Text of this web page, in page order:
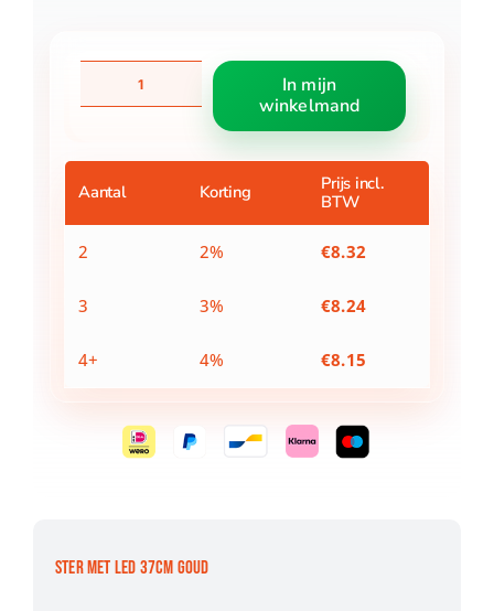
Met
Goud
In mijn
winkelmand
Aantal Korting
Prijs incl.
BTW
2 2% €8.32
3 3% €8.24
4+ 4% €8.15
STER MET LED 37CM GOUD